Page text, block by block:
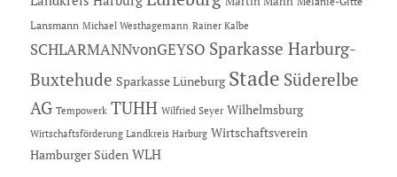
Lansmann Michael Westhagemann Rainer Kalbe
SCHLARMANNvonGEYSO Sparkasse Harburg-
Buxtehude Sparkasse Lüneburg Stade Süderelbe
AG Tempowerk TUHH Wilfried Seyer Wilhelmsburg
Wirtschaftsförderung Landkreis Harburg Wirtschaftsverein
Hamburger Süden WLH